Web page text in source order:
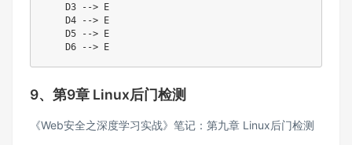
    D3 --> E
    D4 --> E
    D5 --> E
    D6 --> E
9、第9章 Linux后门检测
《Web安全之深度学习实战》笔记：第九章 Linux后门检测